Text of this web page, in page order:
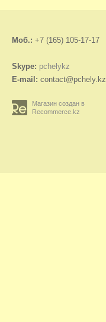
Моб.: +7 (165) 105-17-17
Skype: pchelykz
E-mail: contact@pchely.kz
Магазин создан в
Recommerce.kz